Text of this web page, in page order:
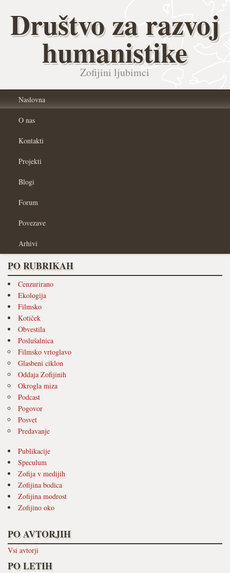
Društvo za razvoj
humanistike
Zofijini ljubimci
Naslovna
O nas
Kontakti
Projekti
Blogi
Forum
Povezave
Arhivi
PO RUBRIKAH
Cenzurirano
Ekologija
Filmsko
Kotiček
Obvestila
Poslušalnica
Filmsko vrtoglavo
Glasbeni ciklon
Oddaja Zofijinih
Okrogla miza
Podcast
Pogovor
Posvet
Predavanje
Publikacije
Speculum
Zofija v medijih
Zofijina bodica
Zofijina modrost
Zofijino oko
PO AVTORJIH
Vsi avtorji
PO LETIH